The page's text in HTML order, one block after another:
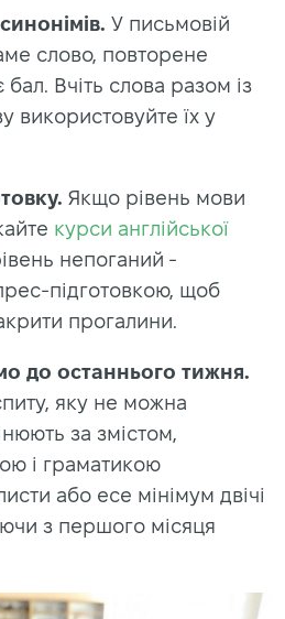
У письмовій
слово, повторене
бал. Вчіть слова разом із
використовуйте їх у
Якщо рівень мови
курси англійської
непоганий -
підготовкою, щоб
прогалини.
до останнього тижня.
яку не можна
за змістом,
і граматикою
або есе мінімум двічі
з першого місяця